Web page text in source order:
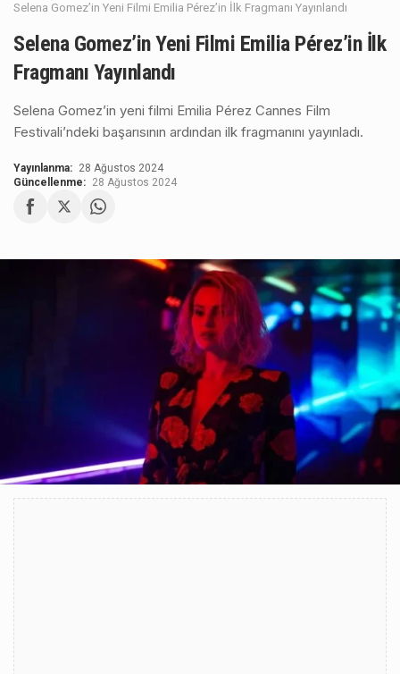
Selena Gomez’in Yeni Filmi Emilia Pérez’in İlk Fragmanı Yayınlandı
Selena Gomez’in Yeni Filmi Emilia Pérez’in İlk
Fragmanı Yayınlandı
Selena Gomez’in yeni filmi Emilia Pérez Cannes Film
Festivali’ndeki başarısının ardından ilk fragmanını yayınladı.
Yayınlanma: 28 Ağustos 2024
Güncellenme: 28 Ağustos 2024